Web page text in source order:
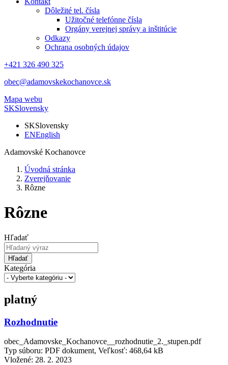
Dôležité tel. čísla
Užitočné telefónne čísla
Orgány verejnej správy a inštitúcie
Odkazy
Ochrana osobných údajov
+421 326 490 325
obec@adamovskekochanovce.sk
Mapa webu
SKSlovensky
SKSlovensky
ENEnglish
Adamovské Kochanovce
Úvodná stránka
Zverejňovanie
Rôzne
Rôzne
Hľadať
Hľadať
Kategória
platný
Rozhodnutie
obec_Adamovske_Kochanovce__rozhodnutie_2._stupen.pdf
Typ súboru: PDF dokument, Veľkosť: 468,64 kB
Vložené: 28. 2. 2023